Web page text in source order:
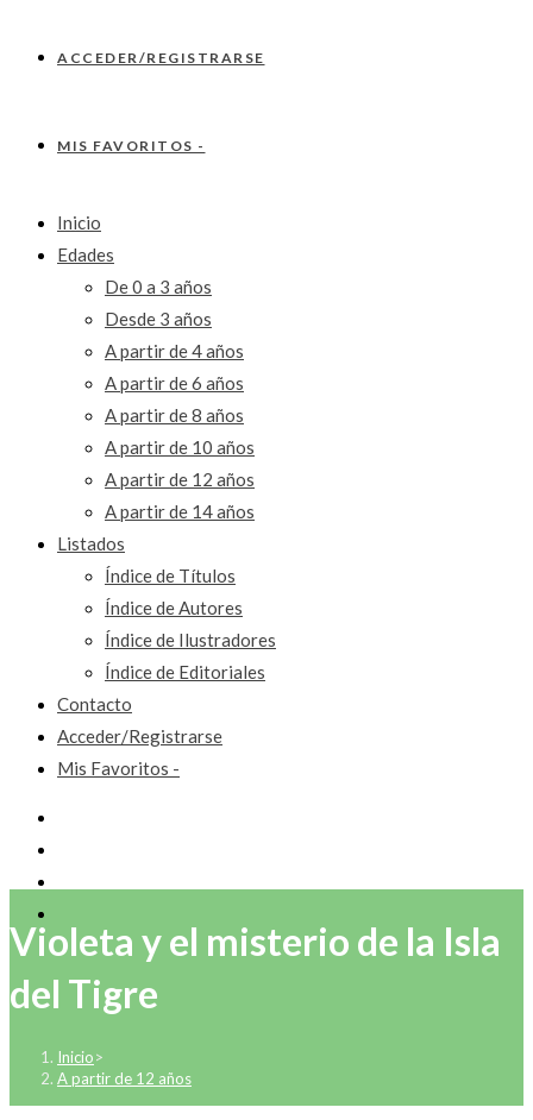
ACCEDER/REGISTRARSE
MIS FAVORITOS -
Inicio
Edades
De 0 a 3 años
Desde 3 años
A partir de 4 años
A partir de 6 años
A partir de 8 años
A partir de 10 años
A partir de 12 años
A partir de 14 años
Listados
Índice de Títulos
Índice de Autores
Índice de Ilustradores
Índice de Editoriales
Contacto
Acceder/Registrarse
Mis Favoritos -
Violeta y el misterio de la Isla
del Tigre
Inicio>
A partir de 12 años